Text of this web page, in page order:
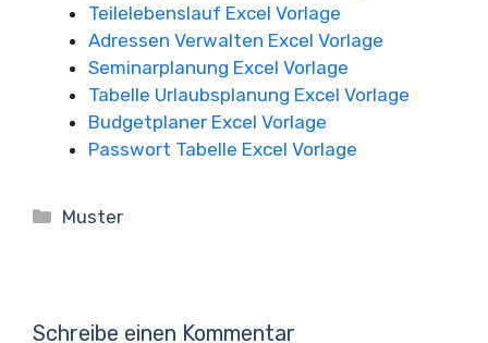
Teilelebenslauf Excel Vorlage
Adressen Verwalten Excel Vorlage
Seminarplanung Excel Vorlage
Tabelle Urlaubsplanung Excel Vorlage
Budgetplaner Excel Vorlage
Passwort Tabelle Excel Vorlage
Kategorien
Muster
Schreibe einen Kommentar